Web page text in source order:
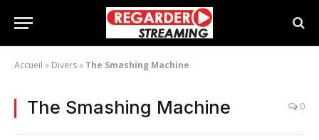
Accueil » Divers» The Smashing Machine
The Smashing Machine 0